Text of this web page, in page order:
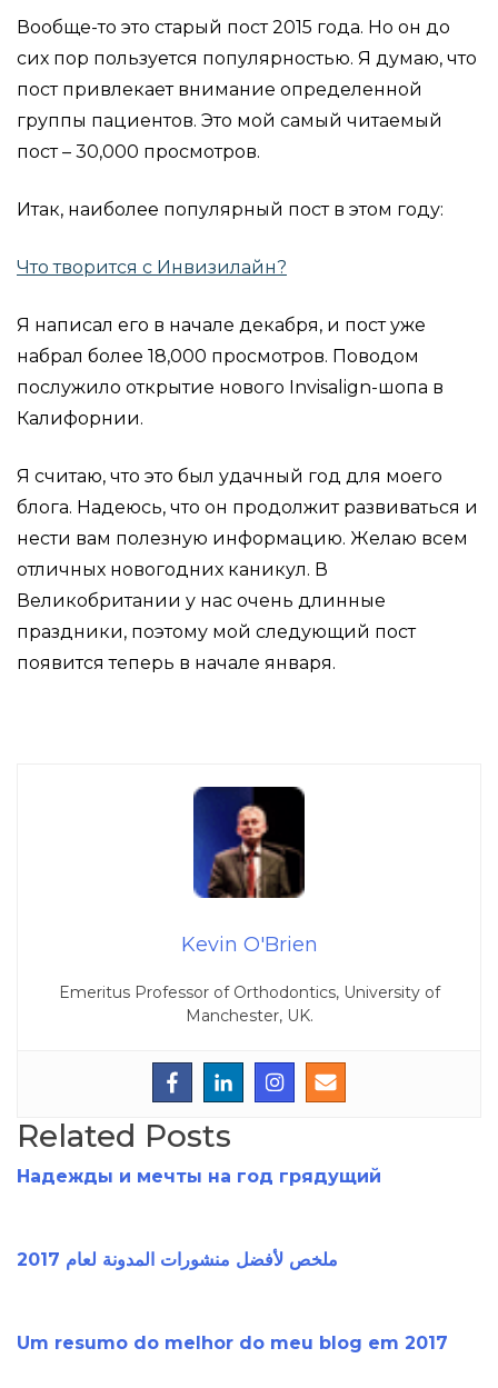
Вообще-то это старый пост 2015 года. Но он до
сих пор пользуется популярностью. Я думаю, что
пост привлекает внимание определенной
группы пациентов. Это мой самый читаемый
пост – 30,000 просмотров.
Итак, наиболее популярный пост в этом году:
Что творится с Инвизилайн?
Я написал его в начале декабря, и пост уже
набрал более 18,000 просмотров. Поводом
послужило открытие нового Invisalign-шопа в
Калифорнии.
Я считаю, что это был удачный год для моего
блога. Надеюсь, что он продолжит развиваться и
нести вам полезную информацию. Желаю всем
отличных новогодних каникул. В
Великобритании у нас очень длинные
праздники, поэтому мой следующий пост
появится теперь в начале января.
Kevin O'Brien
Emeritus Professor of Orthodontics, University of
Manchester, UK.
Related Posts
Надежды и мечты на год грядущий
ملخص لأفضل منشورات المدونة لعام 2017
Um resumo do melhor do meu blog em 2017